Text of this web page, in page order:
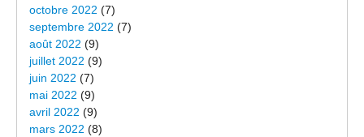
octobre 2022 (7)
septembre 2022 (7)
août 2022 (9)
juillet 2022 (9)
juin 2022 (7)
mai 2022 (9)
avril 2022 (9)
mars 2022 (8)